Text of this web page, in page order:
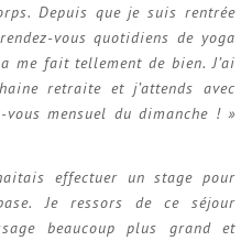
Depuis que je suis rentrée
vous quotidiens de yoga
fait tellement de bien. J’ai
retraite et j’attends avec
mensuel du dimanche ! »
effectuer un stage pour
Je ressors de ce séjour
beaucoup plus grand et